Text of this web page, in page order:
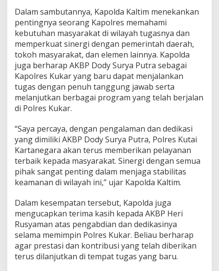
Dalam sambutannya, Kapolda Kaltim menekankan
pentingnya seorang Kapolres memahami
kebutuhan masyarakat di wilayah tugasnya dan
memperkuat sinergi dengan pemerintah daerah,
tokoh masyarakat, dan elemen lainnya. Kapolda
juga berharap AKBP Dody Surya Putra sebagai
Kapolres Kukar yang baru dapat menjalankan
tugas dengan penuh tanggung jawab serta
melanjutkan berbagai program yang telah berjalan
di Polres Kukar.
“Saya percaya, dengan pengalaman dan dedikasi
yang dimiliki AKBP Dody Surya Putra, Polres Kutai
Kartanegara akan terus memberikan pelayanan
terbaik kepada masyarakat. Sinergi dengan semua
pihak sangat penting dalam menjaga stabilitas
keamanan di wilayah ini,” ujar Kapolda Kaltim.
Dalam kesempatan tersebut, Kapolda juga
mengucapkan terima kasih kepada AKBP Heri
Rusyaman atas pengabdian dan dedikasinya
selama memimpin Polres Kukar. Beliau berharap
agar prestasi dan kontribusi yang telah diberikan
terus dilanjutkan di tempat tugas yang baru.